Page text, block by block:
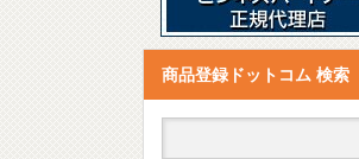
商品登録ドットコム 検索